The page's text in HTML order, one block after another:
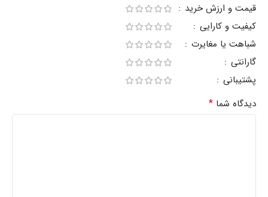
قیمت و ارزش خرید
کیفیت و کارایی
شباهت یا مغایرت
گارانتی
پشتیبانی
دیدگاه شما *